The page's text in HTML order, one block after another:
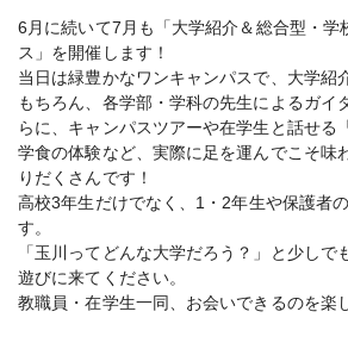
6月に続いて7月も「大学紹介＆総合型・学
ス」を開催します！
当日は緑豊かなワンキャンパスで、大学紹
もちろん、各学部・学科の先生によるガイ
らに、キャンパスツアーや在学生と話せる
学食の体験など、実際に足を運んでこそ味
りだくさんです！
高校3年生だけでなく、1・2年生や保護者
す。
「玉川ってどんな大学だろう？」と少しで
遊びに来てください。
教職員・在学生一同、お会いできるのを楽